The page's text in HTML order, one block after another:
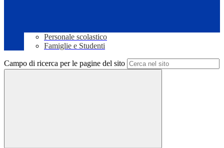
Personale scolastico
Famiglie e Studenti
Campo di ricerca per le pagine del sito